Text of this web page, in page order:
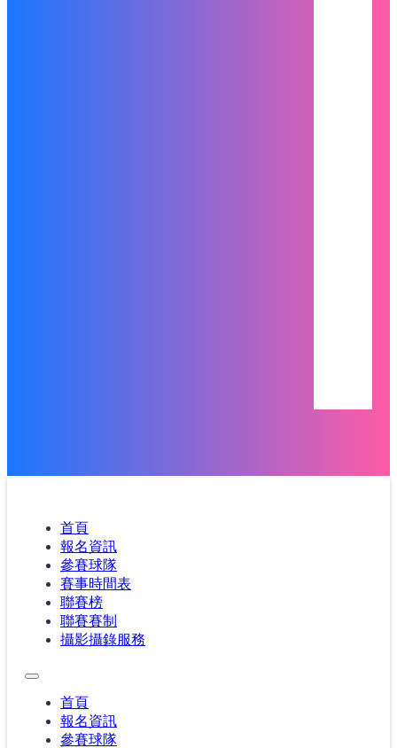
首頁
報名資訊
參賽球隊
賽事時間表
聯賽榜
聯賽賽制
攝影攝錄服務
首頁
報名資訊
參賽球隊